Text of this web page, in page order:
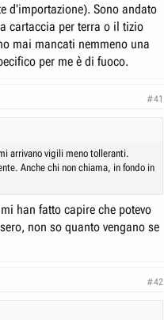
d'importazione). Sono andato
cartaccia per terra o il tizio
mai mancati nemmeno una
per me è di fuoco.
#41
arrivano vigili meno tolleranti.
Anche chi non chiama, in fondo in
han fatto capire che potevo
non so quanto vengano se
#42